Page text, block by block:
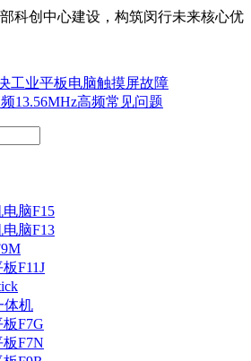
科创中心建设，构筑闵行未来核心优
工业平板电脑触摸屏故障
频13.56MHz高频常见问题
脑F15
脑F13
F11J
体机
F7G
F7N